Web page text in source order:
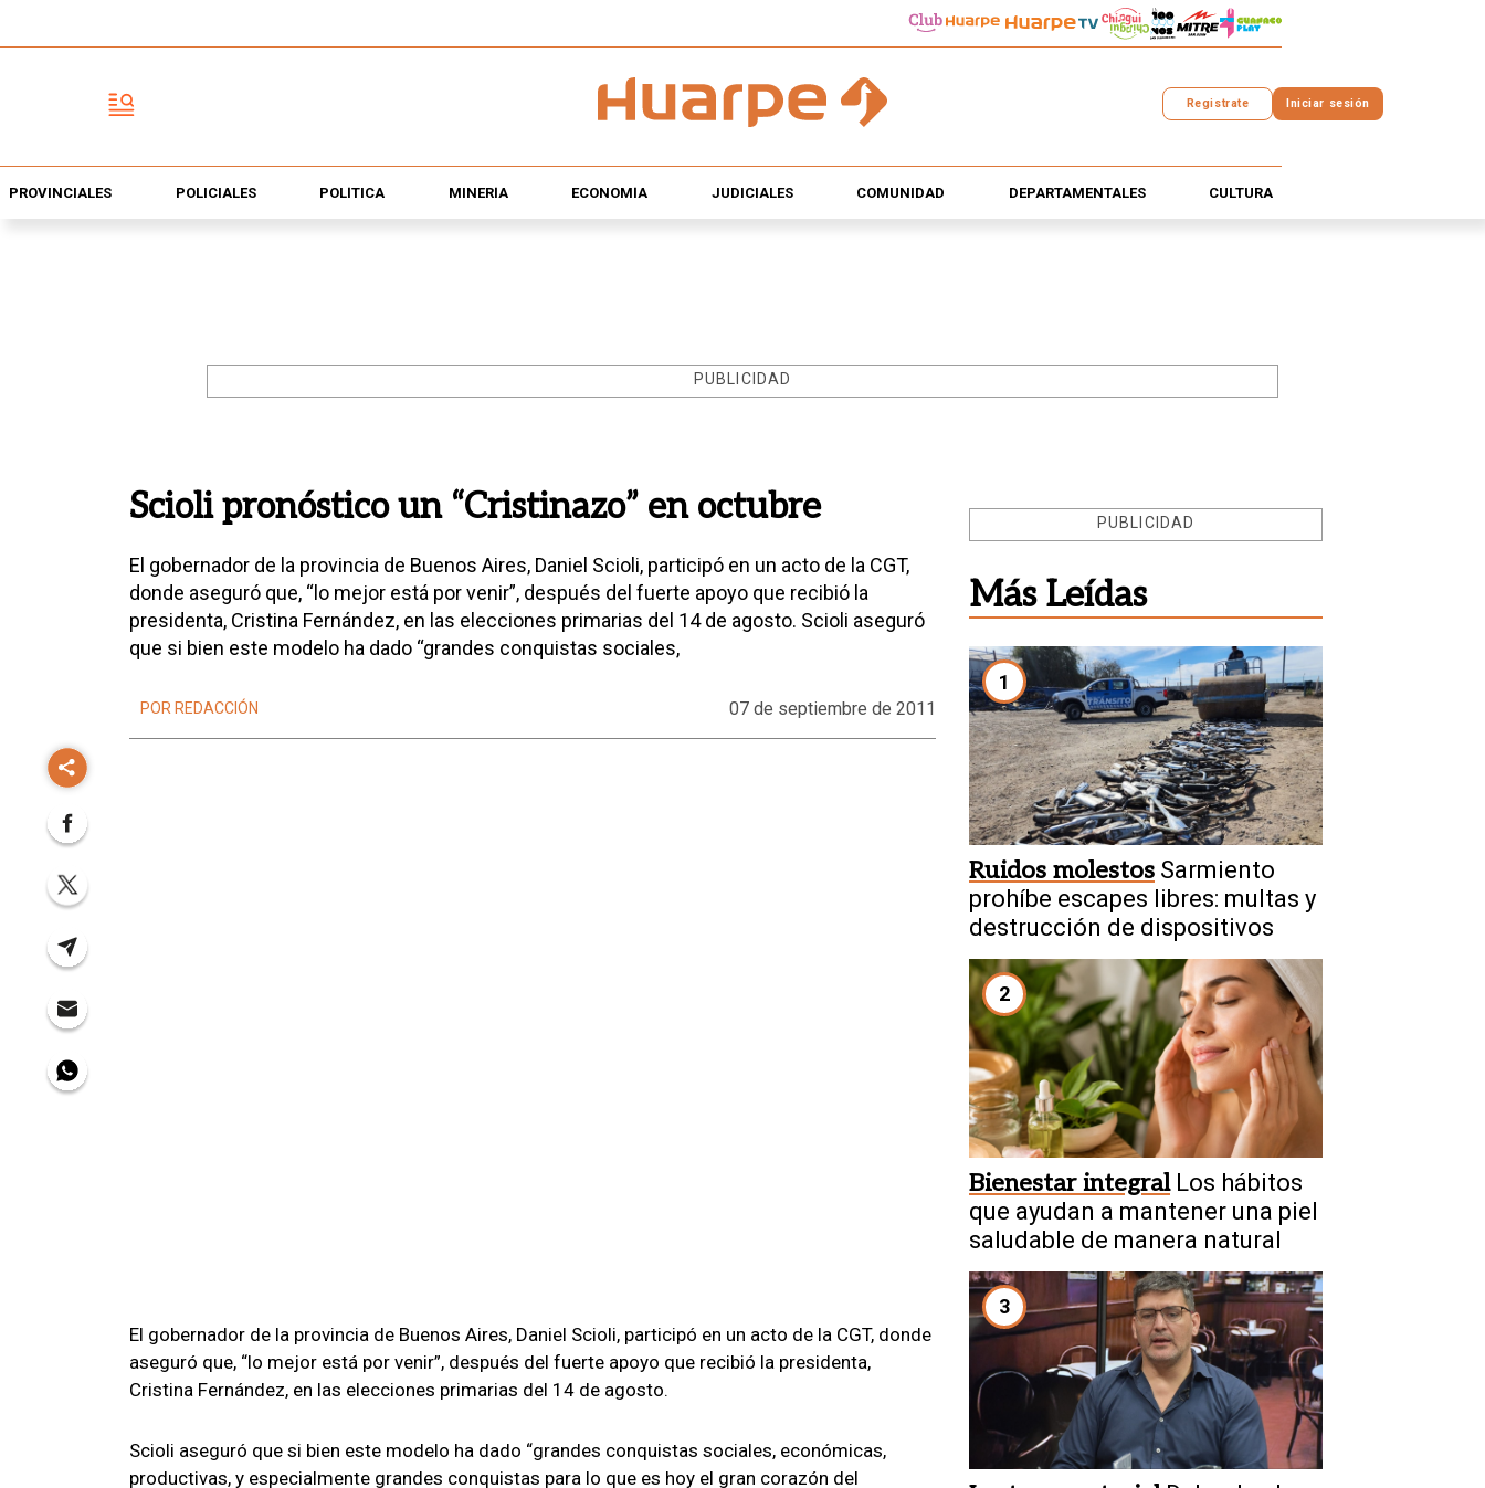
Registrate Iniciar sesión
PROVINCIALES POLICIALES POLÍTICA MINERÍA ECONOMÍA JUDICIALES COMUNIDAD DEPARTAMENTALES CULTURA
PUBLICIDAD
Scioli pronóstico un “Cristinazo” en octubre
El gobernador de la provincia de Buenos Aires, Daniel Scioli, participó en un acto de la CGT,
donde aseguró que, “lo mejor está por venir”, después del fuerte apoyo que recibió la
presidenta, Cristina Fernández, en las elecciones primarias del 14 de agosto. Scioli aseguró
que si bien este modelo ha dado “grandes conquistas sociales,
POR REDACCIÓN 07 de septiembre de 2011
El gobernador de la provincia de Buenos Aires, Daniel Scioli, participó en un acto de la CGT, donde
aseguró que, “lo mejor está por venir”, después del fuerte apoyo que recibió la presidenta,
Cristina Fernández, en las elecciones primarias del 14 de agosto.
Scioli aseguró que si bien este modelo ha dado “grandes conquistas sociales, económicas,
productivas, y especialmente grandes conquistas para lo que es hoy el gran corazón del
PUBLICIDAD
Más Leídas
1
Ruidos molestos Sarmiento
prohíbe escapes libres: multas y
destrucción de dispositivos
2
Bienestar integral Los hábitos
que ayudan a mantener una piel
saludable de manera natural
3